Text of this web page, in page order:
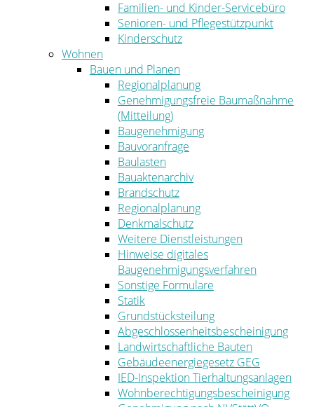
Familien- und Kinder-Servicebüro
Senioren- und Pflegestützpunkt
Kinderschutz
Wohnen
Bauen und Planen
Regionalplanung
Genehmigungsfreie Baumaßnahme
(Mitteilung)
Baugenehmigung
Bauvoranfrage
Baulasten
Bauaktenarchiv
Brandschutz
Regionalplanung
Denkmalschutz
Weitere Dienstleistungen
Hinweise digitales
Baugenehmigungsverfahren
Sonstige Formulare
Statik
Grundstücksteilung
Abgeschlossenheitsbescheinigung
Landwirtschaftliche Bauten
Gebäudeenergiegesetz GEG
IED-Inspektion Tierhaltungsanlagen
Wohnberechtigungsbescheinigung